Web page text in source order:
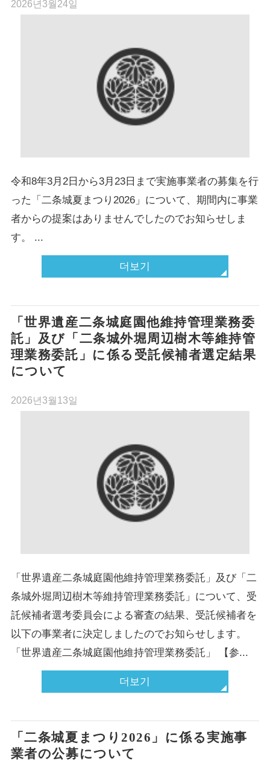
2026년3월24일
令和8年3月2日から3月23日まで実施事業者の募集を行
った「二条城夏まつり2026」について、期間内に事業
者からの提案はありませんでしたのでお知らせしま
す。 ...
더보기
「世界遺産二条城庭園他維持管理業務委
託」及び「二条城外堀周辺樹木等維持管
理業務委託」に係る受託候補者選定結果
について
2026년3월13일
「世界遺産二条城庭園他維持管理業務委託」及び「二
条城外堀周辺樹木等維持管理業務委託」について、受
託候補者選考委員会による審査の結果、受託候補者を
以下の事業者に決定しましたのでお知らせします。
「世界遺産二条城庭園他維持管理業務委託」 【参...
더보기
「二条城夏まつり2026」に係る実施事
業者の公募について